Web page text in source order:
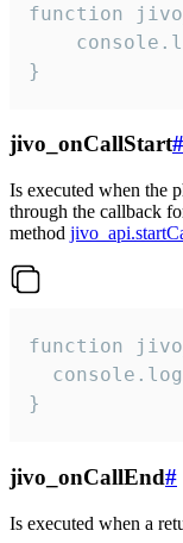
function
}
jivo_onCallStart#
Is executed when the
through the callback
method
function
}
jivo_onCallEnd#
Is executed when a